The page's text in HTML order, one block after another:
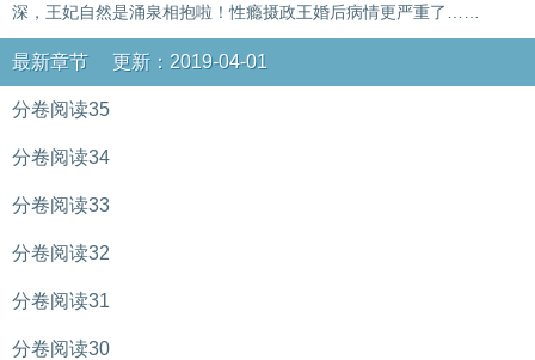
深，王妃自然是涌泉相抱啦！性瘾摄政王婚后病情更严重了……
最新章节 更新：2019-04-01
分卷阅读35
分卷阅读34
分卷阅读33
分卷阅读32
分卷阅读31
分卷阅读30